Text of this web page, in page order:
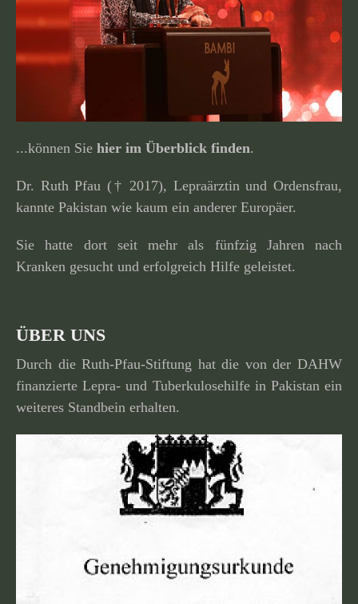
...können Sie hier im Überblick finden.
Dr. Ruth Pfau († 2017), Lepraärztin und Ordensfrau,
kannte Pakistan wie kaum ein anderer Europäer.
Sie hatte dort seit mehr als fünfzig Jahren nach
Kranken gesucht und erfolg­reich Hilfe geleistet.
ÜBER UNS
Durch die Ruth-Pfau-Stiftung hat die von der DAHW
finan­zierte Lepra- und Tuberkulosehilfe in Pakistan ein
weiteres Standbein erhalten.